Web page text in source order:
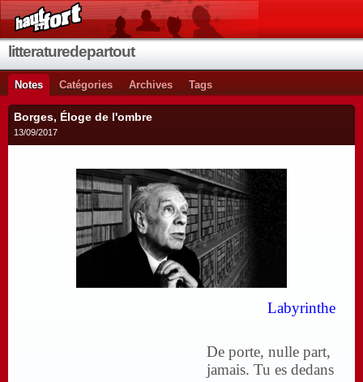
litteraturedepartout
Notes Catégories Archives Tags
Borges, Éloge de l'ombre
13/09/2017
Labyrinthe
De porte, nulle part,
jamais. Tu es dedans